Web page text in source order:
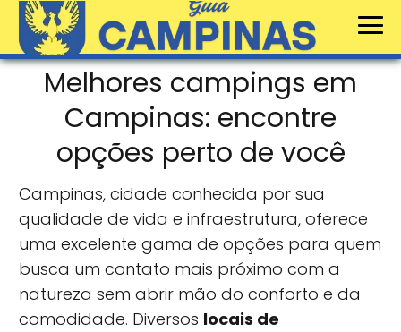
Melhores campings em
Campinas: encontre
opções perto de você
Campinas, cidade conhecida por sua
qualidade de vida e infraestrutura, oferece
uma excelente gama de opções para quem
busca um contato mais próximo com a
natureza sem abrir mão do conforto e da
comodidade. Diversos locais de